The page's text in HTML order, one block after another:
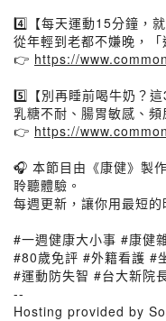
4️⃣【每天運動15分鐘，
從年輕到老都不嫌晚，
👉 https://
5️⃣【別再睡前喝牛奶？
乳糖不耐、腸胃敏感、
👉 https://
🎧 本節目由《康健》製
聆聽體驗。
每週更新，讓你用最短的
#一週健康大小事 #康健
#80歲免評 #外籍看護 #
#運動防失智 #台大新院
--
Hosting provided by